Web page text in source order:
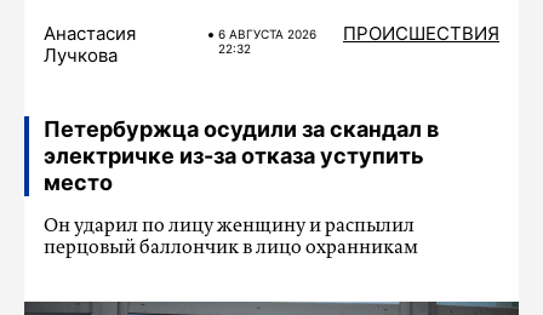
Анастасия
Лучкова
6 АВГУСТА 2026
22:32
ПРОИСШЕСТВИЯ
Петербуржца осудили за скандал в
электричке из-за отказа уступить
место
Он ударил по лицу женщину и распылил
перцовый баллончик в лицо охранникам